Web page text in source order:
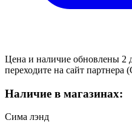
Цена и наличие обновлены 2
переходите на сайт партнера
Наличие в магазинах:
Сима лэнд